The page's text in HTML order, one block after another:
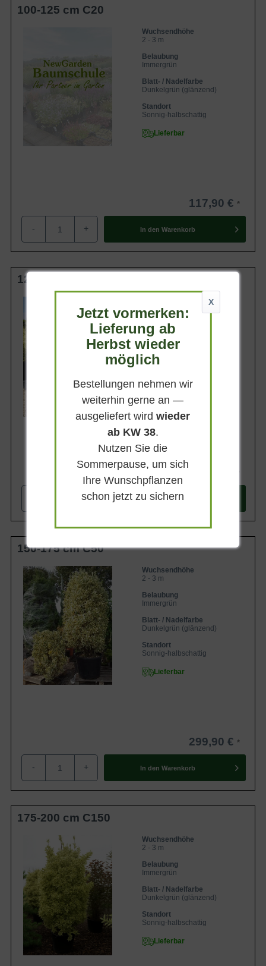
100-125 cm C20
Wuchsendhöhe
2 - 3 m
Belaubung
Immergrün
Blatt- / Nadelfarbe
Dunkelgrün (glänzend)
Standort
Sonnig-halbschattig
Lieferbar
117,90 €
- + In den Warenkorb
125-150 cm C35
2 - 3 m
Belaubung
Immergrün
Blatt- / Nadelfarbe
Dunkelgrün (glänzend)
Sonnig-halbschattig
Lieferbar
+ In den Warenkorb
150-175 cm C50
Wuchsendhöhe
2 - 3 m
Belaubung
Immergrün
Blatt- / Nadelfarbe
Dunkelgrün (glänzend)
Standort
Sonnig-halbschattig
Lieferbar
299,90 €
- + In den Warenkorb
175-200 cm C150
Wuchsendhöhe
2 - 3 m
Belaubung
Immergrün
Blatt- / Nadelfarbe
Dunkelgrün (glänzend)
Standort
Sonnig-halbschattig
Lieferbar
X
Jetzt vormerken:
Lieferung ab
Herbst wieder
möglich
Bestellungen nehmen wir
weiterhin gerne an —
ausgeliefert wirdwieder
ab KW 38.
Nutzen Sie die
Sommerpause, um sich
Ihre Wunschpflanzen
schon jetzt zu sichern